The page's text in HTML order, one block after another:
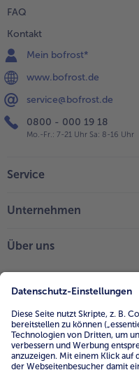
FAQ
Kontakt
Mein bofrost*
www.bofrost.de
service@bofrost.de
0800 - 000 19 18
Mo.-Fr.: 7-21 Uhr Sa: 8-16 Uhr
Service
Unternehmen
Über uns